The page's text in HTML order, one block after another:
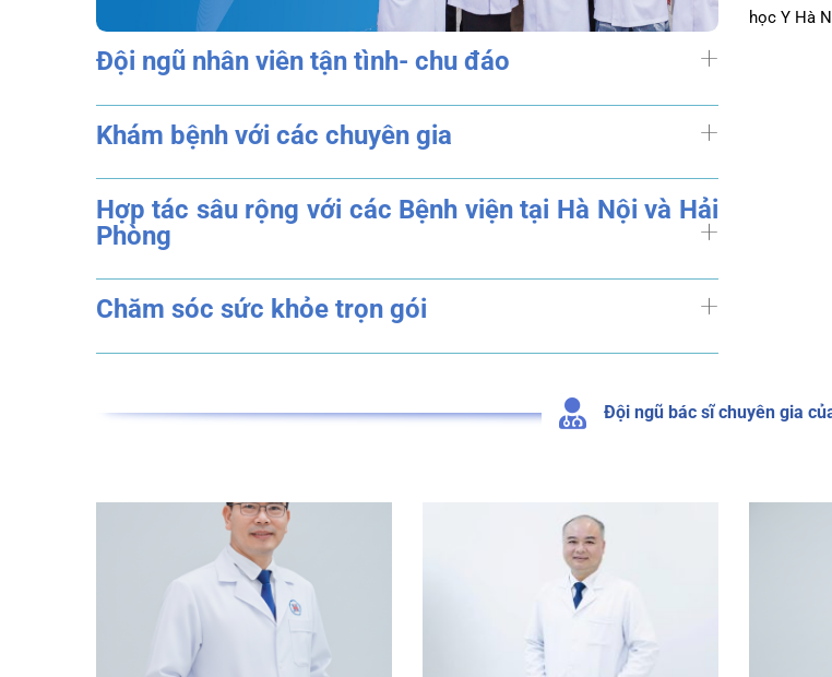
các bệnh viện tuyến trung ương trên địa bàn Hà Nội về khám và điều trị, hội chẩn,
phẫu thuật cho các bệnh nhân.
Hà Nội đã chuyển hẳn về công tác lâu dài tại Bệnh viện.
Đội ngũ nhân viên tận tình- chu đáo
Khám bệnh với các chuyên gia
Hợp tác sâu rộng với các Bệnh viện tại Hà Nội và Hải
Phòng
Chăm sóc sức khỏe trọn gói
Đội ngũ bác sĩ chuyên